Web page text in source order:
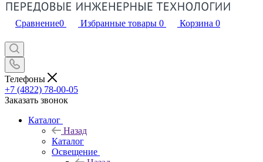
Сравнение0 Избранные товары 0 Корзина 0
Телефоны
+7 (4822) 78-00-05
Заказать звонок
Каталог
Назад
Каталог
Освещение